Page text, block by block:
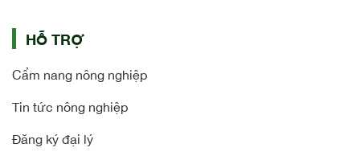
HỖ TRỢ
Cẩm nang nông nghiệp
Tin tức nông nghiệp
Đăng ký đại lý